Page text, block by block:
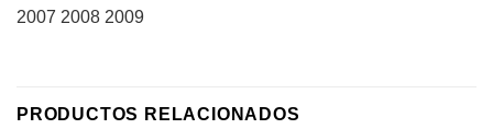
2007 2008 2009
PRODUCTOS RELACIONADOS